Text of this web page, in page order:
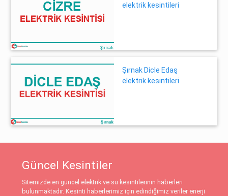
elektrik kesintileri
Şırnak Dicle Edaş
elektrik kesintileri
Güncel Kesintiler
Sitemizde en güncel elektrik ve su kesintilerinin haberleri
bulunmaktadır. Kesinti haberlerimiz için edindiğimiz veriler enerji